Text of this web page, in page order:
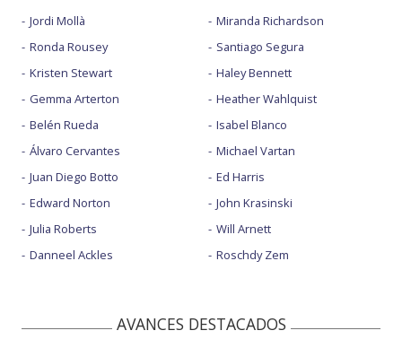
Jordi Mollà
Ronda Rousey
Kristen Stewart
Gemma Arterton
Belén Rueda
Álvaro Cervantes
Juan Diego Botto
Edward Norton
Julia Roberts
Danneel Ackles
Miranda Richardson
Santiago Segura
Haley Bennett
Heather Wahlquist
Isabel Blanco
Michael Vartan
Ed Harris
John Krasinski
Will Arnett
Roschdy Zem
AVANCES DESTACADOS